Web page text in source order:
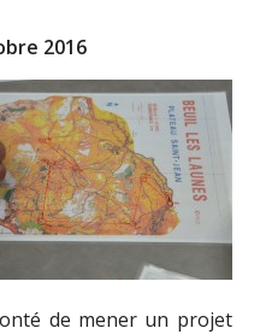
2016
de mener un projet